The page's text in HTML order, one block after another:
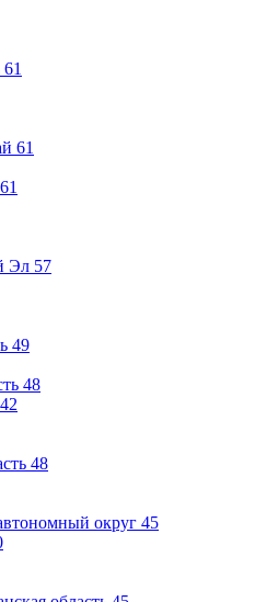
61
61
61
Эл 57
49
48
42
48
округ 45